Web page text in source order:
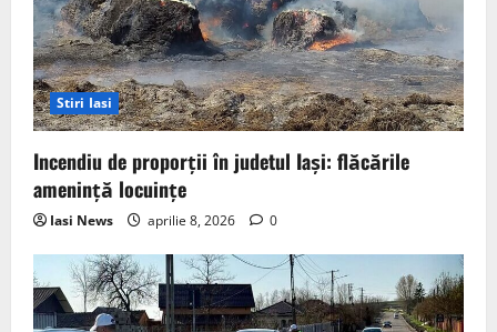
Stiri Iasi
Incendiu de proporții în judetul Iași: flăcările
amenință locuințe
Iasi News aprilie 8, 2026 0